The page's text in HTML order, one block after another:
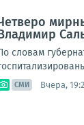
словам
СМИ Вчера,